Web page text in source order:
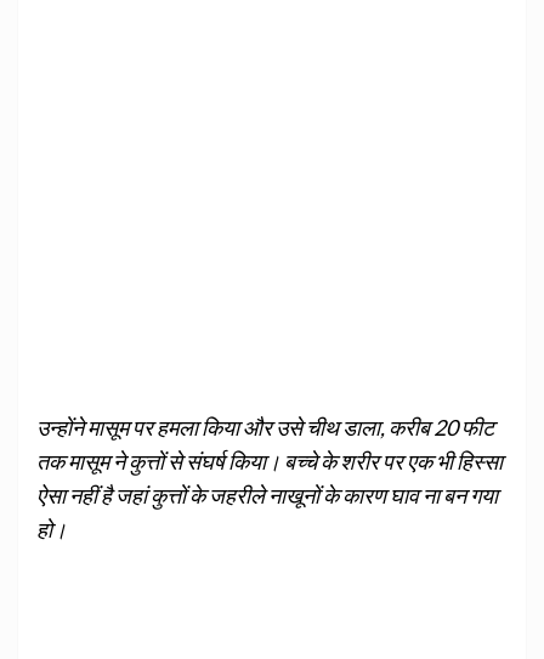
उन्होंने मासूम पर हमला किया और उसे चीथ डाला, करीब 20 फीट
तक मासूम ने कुत्तों से संघर्ष किया। बच्चे के शरीर पर एक भी हिस्सा
ऐसा नहीं है जहां कुत्तों के जहरीले नाखूनों के कारण घाव ना बन गया
हो।